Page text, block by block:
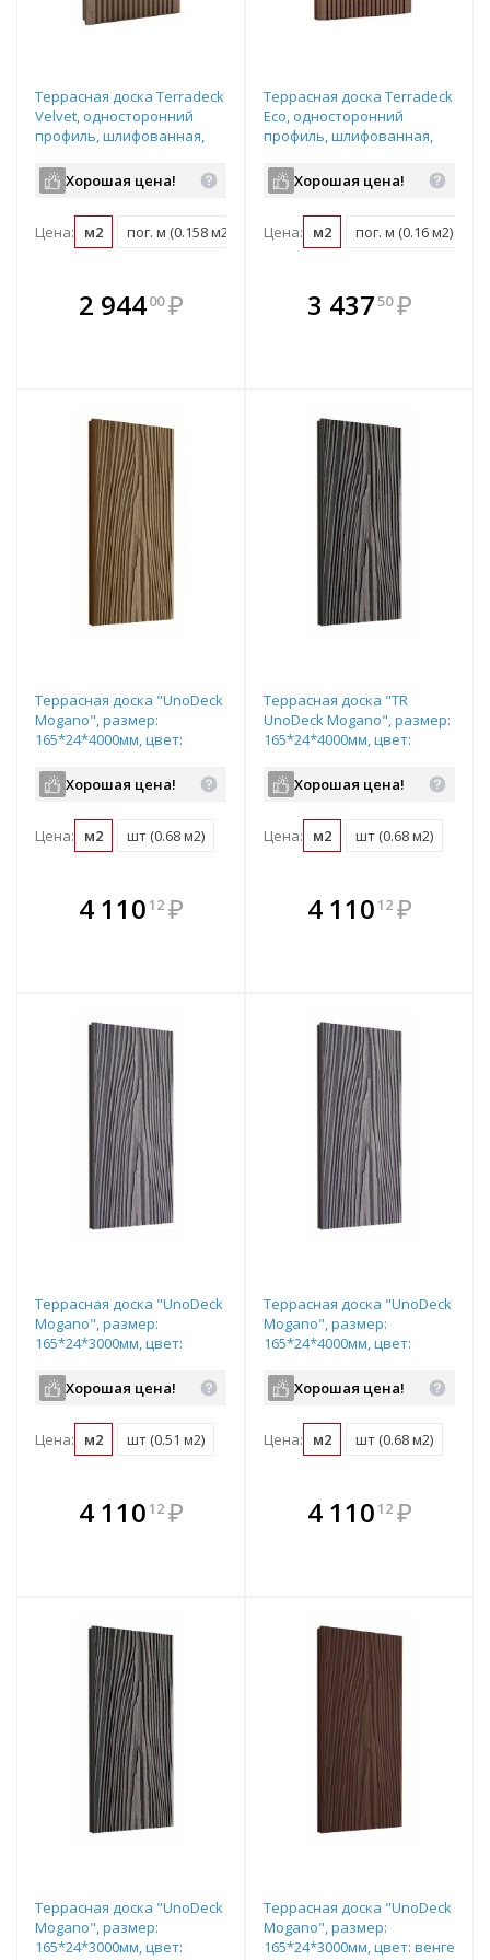
Террасная доска Terradeck
Velvet, односторонний
профиль, шлифованная,
цвет: светло-коричневый
Хорошая цена!
Цена: м2 пог. м (0.158 м2) шт (0.45 м2)
2 94400 ₽
В комплекте
всегда выгоднее!
Террасная доска Terradeck
Eco, односторонний
профиль, шлифованная,
цвет: светло-коричневый
Хорошая цена!
Цена: м2 пог. м (0.16 м2)
В комплекте
всегда выгоднее!
3 43750 ₽
Террасная доска "UnoDeck
Mogano", размер:
165*24*4000мм, цвет:
Хорошая цена!
Цена: м2 шт (0.68 м2)
4 110 12 ₽
В комплекте
всегда выгоднее!
Террасная доска "TR
UnoDeck Mogano", размер:
165*24*4000мм, цвет:
Хорошая цена!
Цена: м2 шт (0.68 м2)
В комплекте
всегда выгоднее!
4 110 12 ₽
Террасная доска "UnoDeck
Mogano", размер:
165*24*3000мм, цвет:
Хорошая цена!
Цена: м2 шт (0.51 м2)
4 110 12 ₽
В комплекте
всегда выгоднее!
Террасная доска "UnoDeck
Mogano", размер:
165*24*4000мм, цвет:
Хорошая цена!
Цена: м2 шт (0.68 м2)
В комплекте
всегда выгоднее!
4 110 12 ₽
Террасная доска "UnoDeck
Mogano", размер:
165*24*3000мм, цвет:
Террасная доска "UnoDeck
Mogano", размер:
165*24*3000мм, цвет: венге